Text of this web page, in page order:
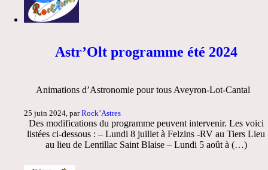
Astr’Olt programme été 2024
Animations d’Astronomie pour tous Aveyron-Lot-Cantal
25 juin 2024, parRock’Astres
Des modifications du programme peuvent intervenir. Les voici
listées ci-dessous : – Lundi 8 juillet à Felzins -RV au Tiers Lieu
au lieu de Lentillac Saint Blaise – Lundi 5 août à (…)